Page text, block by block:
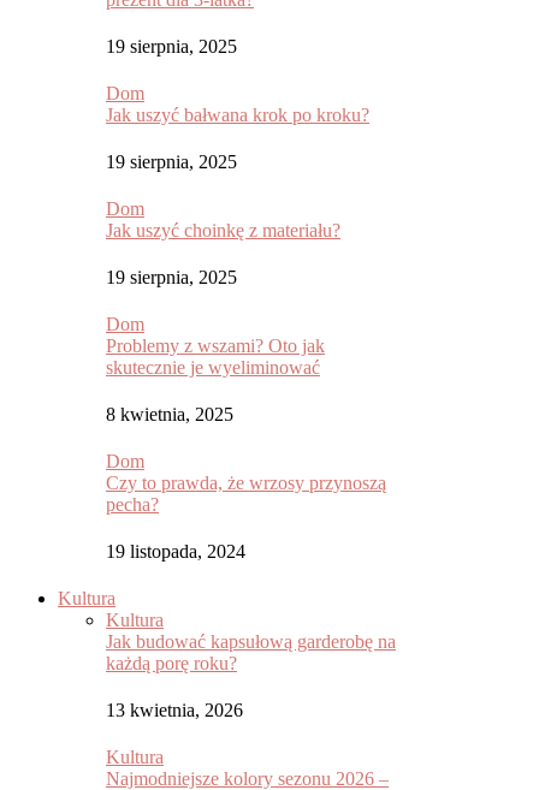
19 sierpnia, 2025
Dom
Jak uszyć bałwana krok po kroku?
19 sierpnia, 2025
Dom
Jak uszyć choinkę z materiału?
19 sierpnia, 2025
Dom
Problemy z wszami? Oto jak
skutecznie je wyeliminować
8 kwietnia, 2025
Dom
Czy to prawda, że wrzosy przynoszą
pecha?
19 listopada, 2024
Kultura
Kultura
Jak budować kapsułową garderobę na
każdą porę roku?
13 kwietnia, 2026
Kultura
Najmodniejsze kolory sezonu 2026 –